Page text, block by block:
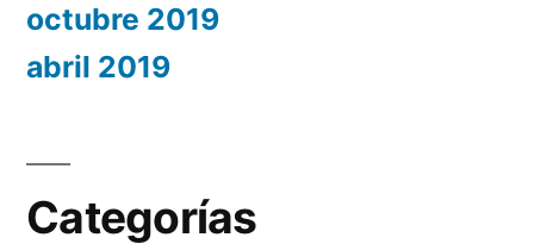
octubre 2019
abril 2019
Categorías